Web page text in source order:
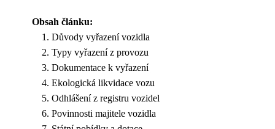
Obsah článku:
Důvody vyřazení vozidla
Typy vyřazení z provozu
Dokumentace k vyřazení
Ekologická likvidace vozu
Odhlášení z registru vozidel
Povinnosti majitele vozidla